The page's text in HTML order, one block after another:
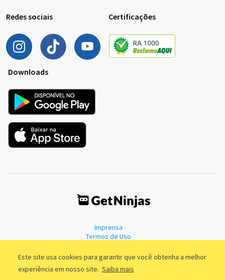
Este site usa cookies para garantir que você obtenha a melhor
experiência em nosso site. Saiba mais
Redes sociais Certificações
Downloads
Imprensa
Termos de Uso